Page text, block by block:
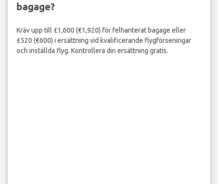
bagage?
Kräv upp till £1,600 (€1,920) för felhanterat bagage eller
£520 (€600) i ersättning vid kvalificerande flygförseningar
och inställda flyg. Kontrollera din ersättning gratis.